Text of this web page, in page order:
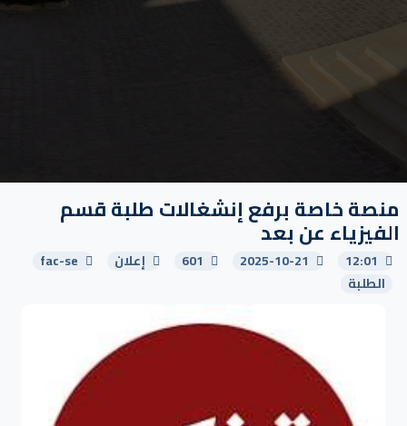
منصة خاصة برفع إنشغالات طلبة قسم
الفيزياء عن بعد
12:01
2025-10-21
601 إعلان
fac-se
الطلبة